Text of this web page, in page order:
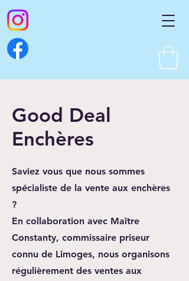
Good Deal
Enchères
Saviez vous que nous sommes
spécialiste de la vente aux enchères
?
En collaboration avec Maître
Constanty, commissaire priseur
connu de Limoges, nous organisons
régulièrement des ventes aux